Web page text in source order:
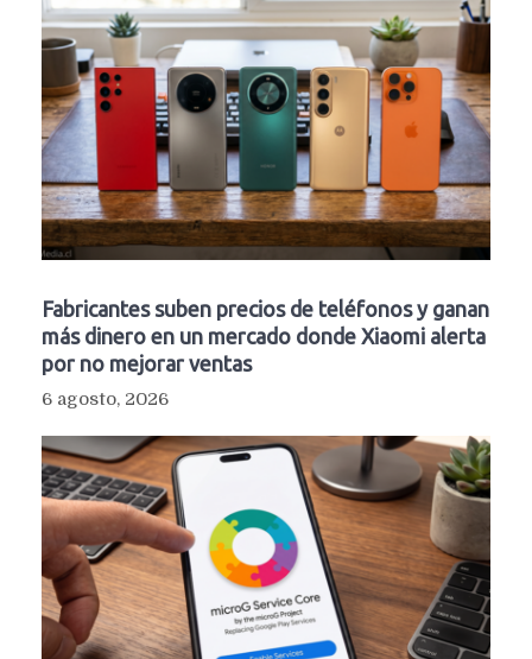
Fabricantes suben precios de teléfonos y ganan
más dinero en un mercado donde Xiaomi alerta
por no mejorar ventas
6 agosto, 2026